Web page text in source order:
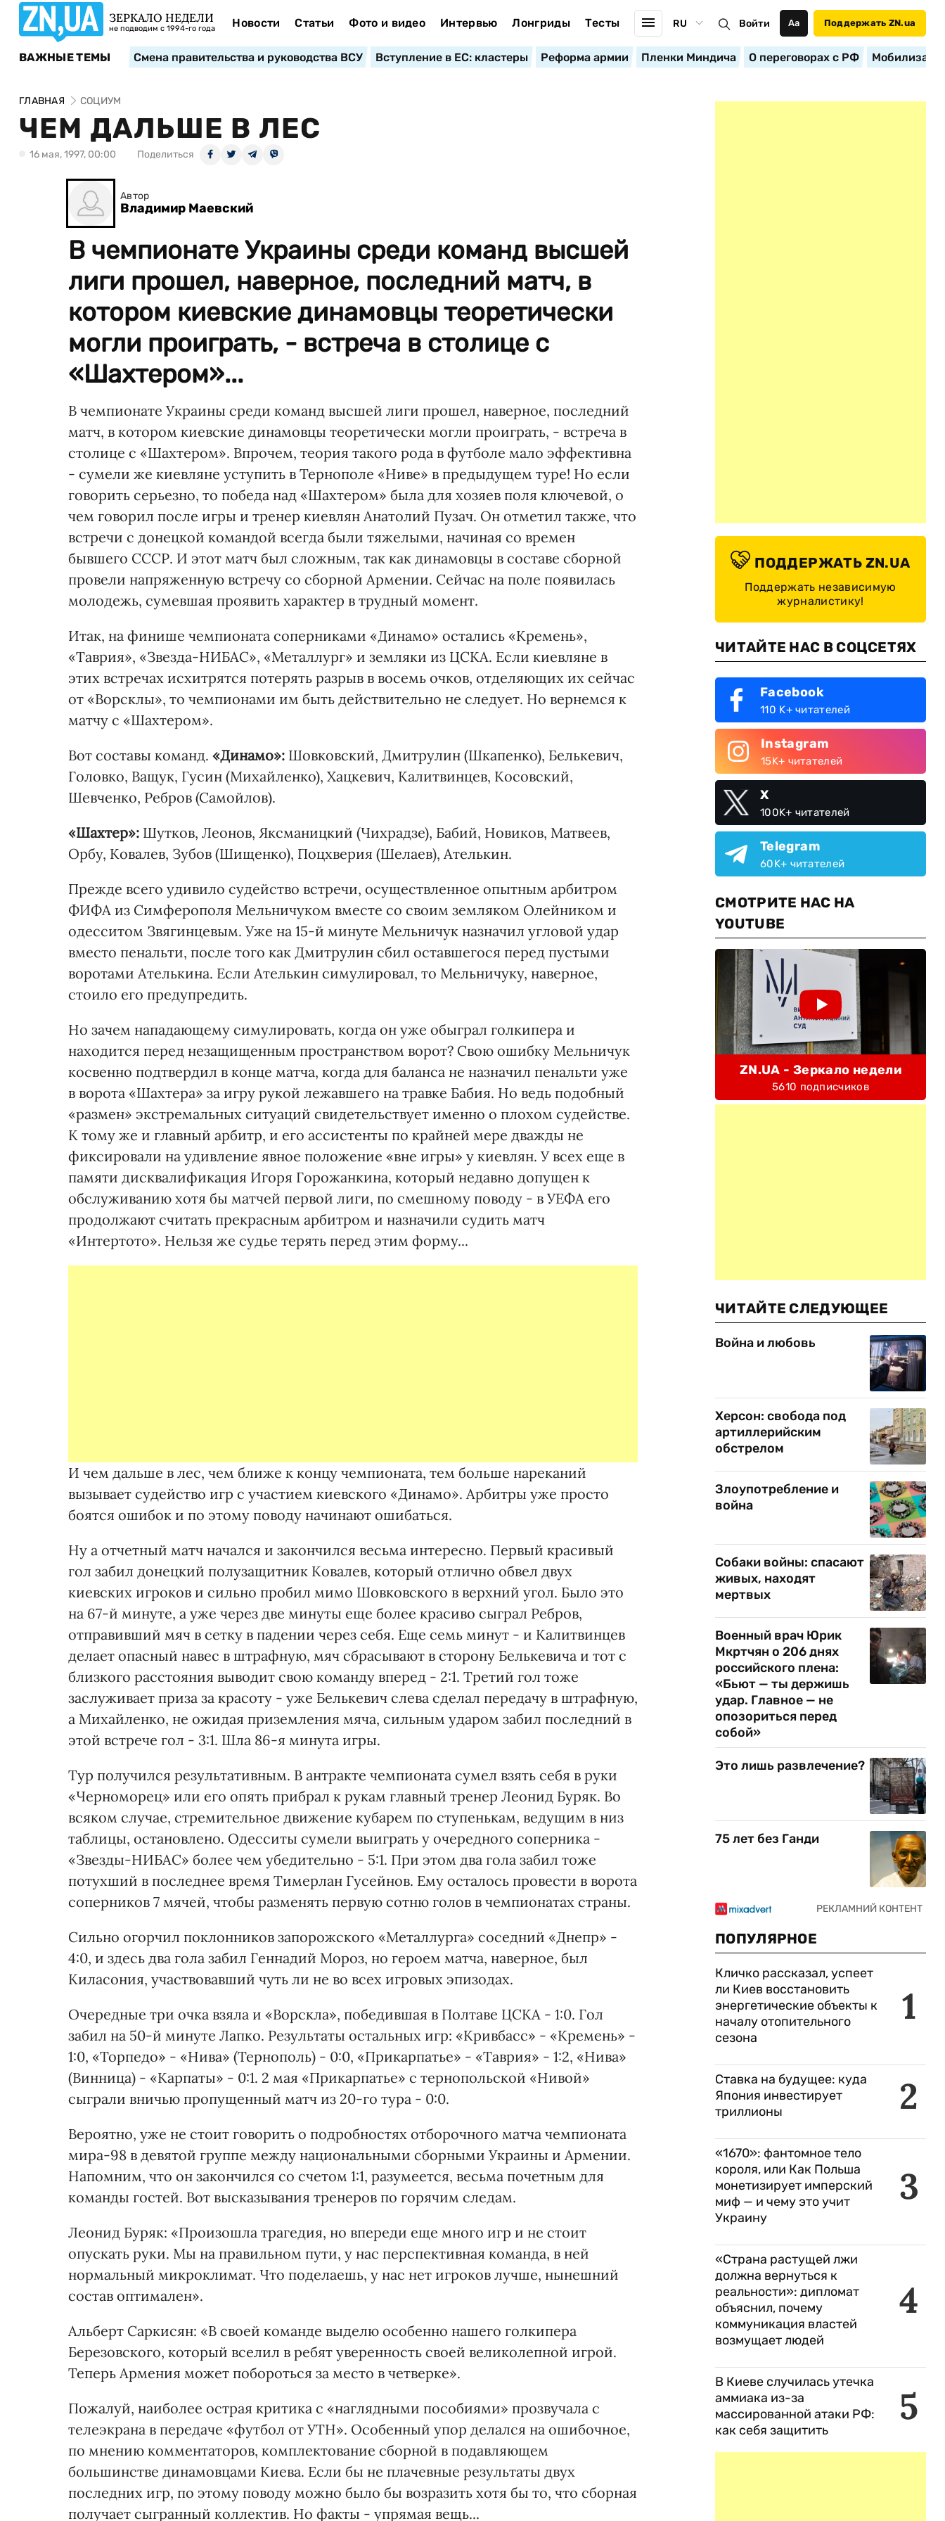
ЗЕРКАЛО НЕДЕЛИ
не подводим с 1994-го года Новости Статьи Фото и видео Интервью Лонгриды Тесты RU Войти Аа Поддержать ZN.ua
ВАЖНЫЕ ТЕМЫ Смена правительства и руководства ВСУ Вступление в ЕС: кластеры Реформа армии Пленки Миндича О переговорах с РФ
ГЛАВНАЯ СОЦИУМ
ЧЕМ ДАЛЬШЕ В ЛЕС
16 мая, 1997, 00:00 Поделиться
Автор
Владимир Маевский
В чемпионате Украины среди команд высшей
лиги прошел, наверное, последний матч, в
котором киевские динамовцы теоретически
могли проиграть, - встреча в столице с
«Шахтером»...
В чемпионате Украины среди команд высшей лиги прошел, наверное, последний
матч, в котором киевские динамовцы теоретически могли проиграть, - встреча в
столице с «Шахтером». Впрочем, теория такого рода в футболе мало эффективна
- сумели же киевляне уступить в Тернополе «Ниве» в предыдущем туре! Нo если
говорить серьезно, то победа над «Шахтером» была для хозяев поля ключевой, о
чем говорил после игры и тренер киевлян Анатолий Пузач. Он отметил также, что
встречи с донецкой командой всегда были тяжелыми, начиная со времен
бывшего СССР. И этот матч был сложным, так как динамовцы в составе сборной
провели напряженную встречу со сборной Армении. Сейчас на поле появилась
молодежь, сумевшая проявить характер в трудный момент.
Итак, на финише чемпионата соперниками «Динамо» остались «Кремень»,
«Таврия», «Звезда-НИБАС», «Металлург» и земляки из ЦСКА. Если киевляне в
этих встречах исхитрятся потерять разрыв в восемь очков, отделяющих их сейчас
от «Ворсклы», то чемпионами им быть действительно не следует. Но вернемся к
матчу с «Шахтером».
Вот составы команд. «Динамо»: Шовковский, Дмитрулин (Шкапенко), Белькевич,
Головко, Ващук, Гусин (Михайленко), Хацкевич, Калитвинцев, Косовский,
Шевченко, Ребров (Самойлов).
«Шахтер»: Шутков, Леонов, Яксманицкий (Чихрадзе), Бабий, Новиков, Матвеев,
Орбу, Ковалев, Зубов (Шищенко), Поцхверия (Шелаев), Ателькин.
Прежде всего удивило судейство встречи, осуществленное опытным арбитром
ФИФА из Симферополя Мельничуком вместе со своим земляком Олейником и
одесситом Звягинцевым. Уже на 15-й минуте Мельничук назначил угловой удар
вместо пенальти, после того как Дмитрулин сбил оставшегося перед пустыми
воротами Ателькина. Если Ателькин симулировал, то Мельничуку, наверное,
стоило его предупредить.
Но зачем нападающему симулировать, когда он уже обыграл голкипера и
находится перед незащищенным пространством ворот? Свою ошибку Мельничук
косвенно подтвердил в конце матча, когда для баланса не назначил пенальти уже
в ворота «Шахтера» за игру рукой лежавшего на травке Бабия. Но ведь подобный
«размен» экстремальных ситуаций свидетельствует именно о плохом судействе.
К тому же и главный арбитр, и его ассистенты по крайней мере дважды не
фиксировали на удивление явное положение «вне игры» у киевлян. У всех еще в
памяти дисквалификация Игоря Горожанкина, который недавно допущен к
обслуживанию хотя бы матчей первой лиги, по смешному поводу - в УЕФА его
продолжают считать прекрасным арбитром и назначили судить матч
«Интертото». Нельзя же судье терять перед этим форму...
И чем дальше в лес, чем ближе к концу чемпионата, тем больше нареканий
вызывает судейство игр с участием киевского «Динамо». Арбитры уже просто
боятся ошибок и по этому поводу начинают ошибаться.
Ну а отчетный матч начался и закончился весьма интересно. Первый красивый
гол забил донецкий полузащитник Ковалев, который отлично обвел двух
киевских игроков и сильно пробил мимо Шовковского в верхний угол. Было это
на 67-й минуте, а уже через две минуты еще более красиво сыграл Ребров,
отправивший мяч в сетку в падении через себя. Еще семь минут - и Калитвинцев
делает опасный навес в штрафную, мяч сбрасывают в сторону Белькевича и тот с
близкого расстояния выводит свою команду вперед - 2:1. Третий гол тоже
заслуживает приза за красоту - уже Белькевич слева сделал передачу в штрафную,
а Михайленко, не ожидая приземления мяча, сильным ударом забил последний в
этой встрече гол - 3:1. Шла 86-я минута игры.
Тур получился результативным. В антракте чемпионата сумел взять себя в руки
«Черноморец» или его опять прибрал к рукам главный тренер Леонид Буряк. Во
всяком случае, стремительное движение кубарем по ступенькам, ведущим в низ
таблицы, остановлено. Одесситы сумели выиграть у очередного соперника -
«Звезды-НИБАС» более чем убедительно - 5:1. При этом два гола забил тоже
потухший в последнее время Тимерлан Гусейнов. Ему осталось провести в ворота
соперников 7 мячей, чтобы разменять первую сотню голов в чемпионатах страны.
Сильно огорчил поклонников запорожского «Металлурга» соседний «Днепр» -
4:0, и здесь два гола забил Геннадий Мороз, но героем матча, наверное, был
Киласония, участвовавший чуть ли не во всех игровых эпизодах.
Очередные три очка взяла и «Ворскла», победившая в Полтаве ЦСКА - 1:0. Гол
забил на 50-й минуте Лапко. Результаты остальных игр: «Кривбасс» - «Кремень» -
1:0, «Торпедо» - «Нива» (Тернополь) - 0:0, «Прикарпатье» - «Таврия» - 1:2, «Нива»
(Винница) - «Карпаты» - 0:1. 2 мая «Прикарпатье» с тернопольской «Нивой»
сыграли вничью пропущенный матч из 20-го тура - 0:0.
Вероятно, уже не стоит говорить о подробностях отборочного матча чемпионата
мира-98 в девятой группе между национальными сборными Украины и Армении.
Напомним, что он закончился со счетом 1:1, разумеется, весьма почетным для
команды гостей. Вот высказывания тренеров по горячим следам.
Леонид Буряк: «Произошла трагедия, но впереди еще много игр и не стоит
опускать руки. Мы на правильном пути, у нас перспективная команда, в ней
нормальный микроклимат. Что поделаешь, у нас нет игроков лучше, нынешний
состав оптимален».
Альберт Саркисян: «В своей команде выделю особенно нашего голкипера
Березовского, который вселил в ребят уверенность своей великолепной игрой.
Теперь Армения может побороться за место в четверке».
Пожалуй, наиболее острая критика с «наглядными пособиями» прозвучала с
телеэкрана в передаче «футбол от УТН». Особенный упор делался на ошибочное,
по мнению комментаторов, комплектование сборной в подавляющем
большинстве динамовцами Киева. Если бы не плачевные результаты двух
последних игр, по этому поводу можно было бы возразить хотя бы то, что сборная
получает сыгранный коллектив. Но факты - упрямая вещь...
ПОДДЕРЖАТЬ ZN.UA
Поддержать независимую
журналистику!
ЧИТАЙТЕ НАС В СОЦСЕТЯХ
Facebook
110 K+ читателей
Instagram
15K+ читателей
X
100K+ читателей
Telegram
60K+ читателей
СМОТРИТЕ НАС НА
YOUTUBE
ZN.UA - Зеркало недели
5610 подписчиков
ЧИТАЙТЕ СЛЕДУЮЩЕЕ
Война и любовь
Херсон: свобода под
артиллерийским
обстрелом
Злоупотребление и
война
Собаки войны: спасают
живых, находят
мертвых
Военный врач Юрик
Мкртчян о 206 днях
российского плена:
«Бьют — ты держишь
удар. Главное — не
опозориться перед
собой»
Это лишь развлечение?
75 лет без Ганди
ПОПУЛЯРНОЕ
1
Кличко рассказал, успеет
ли Киев восстановить
энергетические объекты к
началу отопительного
сезона
2
Ставка на будущее: куда
Япония инвестирует
триллионы
3
«1670»: фантомное тело
короля, или Как Польша
монетизирует имперский
миф — и чему это учит
Украину
4
«Страна растущей лжи
должна вернуться к
реальности»: дипломат
объяснил, почему
коммуникация властей
возмущает людей
5
В Киеве случилась утечка
аммиака из-за
массированной атаки РФ:
как себя защитить